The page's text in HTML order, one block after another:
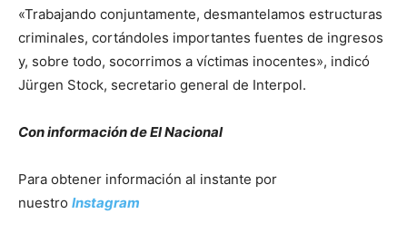
«Trabajando conjuntamente, desmantelamos estructuras
criminales, cortándoles importantes fuentes de ingresos
y, sobre todo, socorrimos a víctimas inocentes», indicó
Jürgen Stock, secretario general de Interpol.
Con información de El Nacional
Para obtener información al instante por
nuestro Instagram